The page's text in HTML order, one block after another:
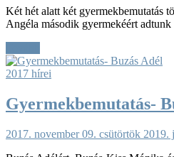
Két hét alatt két gyermekbemutatás
Angéla második gyermekéért adtunk
2017 hírei
Gyermekbemutatás-
2017. november 09. csütörtök 2019.